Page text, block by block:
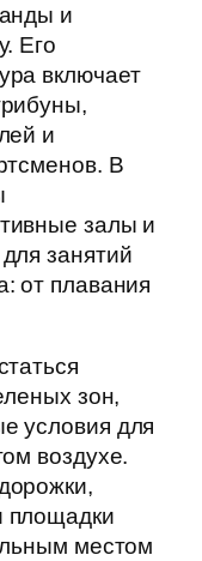
и
Его
включает
и
В
залы и
занятий
от плавания
зон,
условия для
воздухе.
площадки
местом